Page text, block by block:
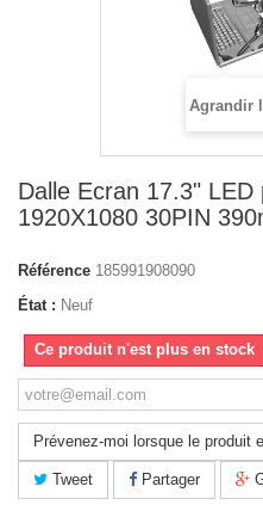
Agrandir
Dalle Ecran 17.3"
1920X1080 30PIN
Référence 185991908090
État : Neuf
Ce produit n'est plus en stock
Prévenez-moi lorsque le produit
Tweet Partager